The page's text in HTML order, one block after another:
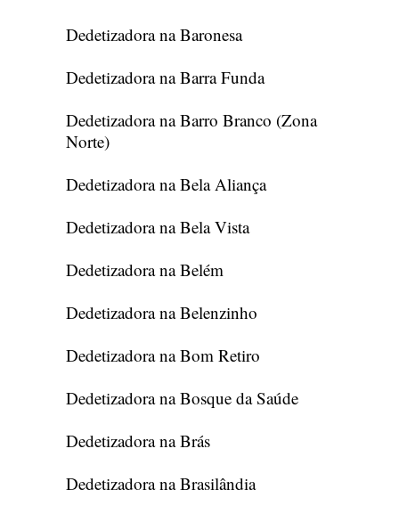
Dedetizadora na Baronesa
Dedetizadora na Barra Funda
Dedetizadora na Barro Branco (Zona
Norte)
Dedetizadora na Bela Aliança
Dedetizadora na Bela Vista
Dedetizadora na Belém
Dedetizadora na Belenzinho
Dedetizadora na Bom Retiro
Dedetizadora na Bosque da Saúde
Dedetizadora na Brás
Dedetizadora na Brasilândia